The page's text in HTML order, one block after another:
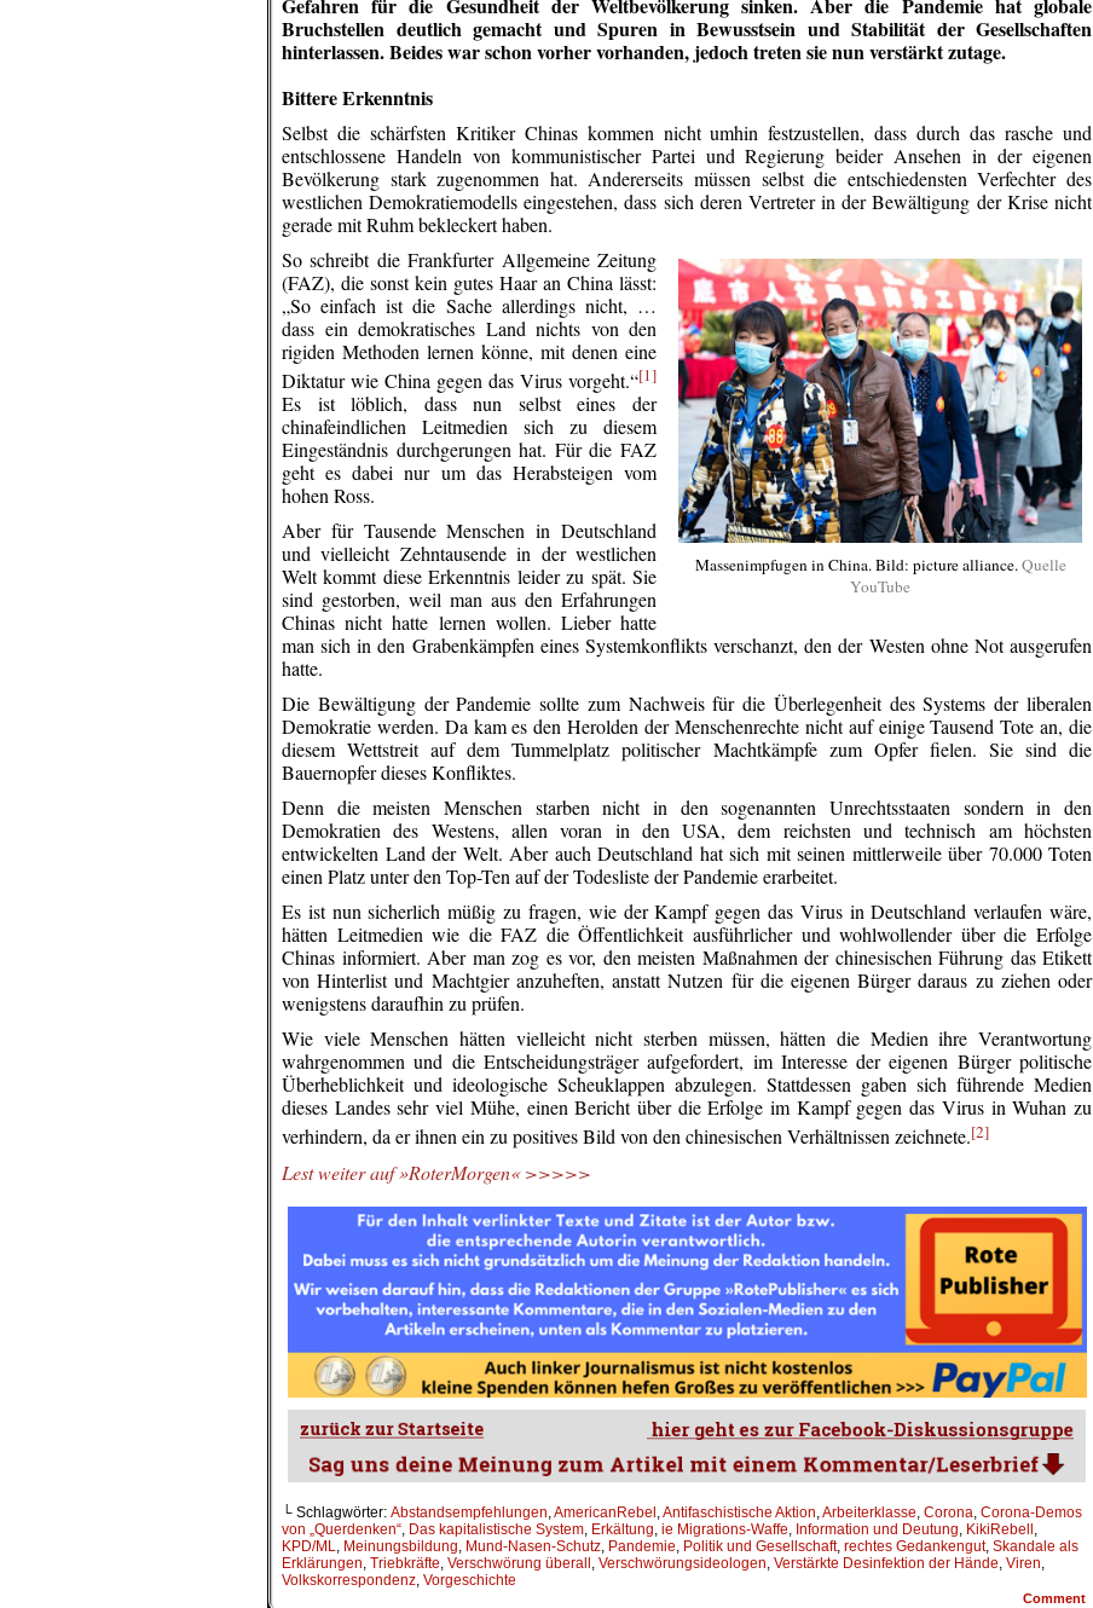
Bruchstellen deutlich gemacht und Spuren in Bewusstsein und Stabilität der Gesellschaften
hinterlassen. Beides war schon vorher vorhanden, jedoch treten sie nun verstärkt zutage.
Bittere Erkenntnis
Selbst die schärfsten Kritiker Chinas kommen nicht umhin festzustellen, dass durch das rasche und
entschlossene Handeln von kommunistischer Partei und Regierung beider Ansehen in der eigenen
Bevölkerung stark zugenommen hat. Andererseits müssen selbst die entschiedensten Verfechter des
westlichen Demokratiemodells eingestehen, dass sich deren Vertreter in der Bewältigung der Krise nicht
gerade mit Ruhm bekleckert haben.
Massenimpfugen in China. Bild: picture alliance.Quelle
YouTube
So schreibt die Frankfurter Allgemeine Zeitung
(FAZ), die sonst kein gutes Haar an China lässt:
„So einfach ist die Sache allerdings nicht, …
dass ein demokratisches Land nichts von den
rigiden Methoden lernen könne, mit denen eine
Diktatur wie China gegen das Virus vorgeht.“[1]
Es ist löblich, dass nun selbst eines der
chinafeindlichen Leitmedien sich zu diesem
Eingeständnis durchgerungen hat. Für die FAZ
geht es dabei nur um das Herabsteigen vom
hohen Ross.
Aber für Tausende Menschen in Deutschland
und vielleicht Zehntausende in der westlichen
Welt kommt diese Erkenntnis leider zu spät. Sie
sind gestorben, weil man aus den Erfahrungen
Chinas nicht hatte lernen wollen. Lieber hatte
man sich in den Grabenkämpfen eines Systemkonflikts verschanzt, den der Westen ohne Not ausgerufen
hatte.
Die Bewältigung der Pandemie sollte zum Nachweis für die Überlegenheit des Systems der liberalen
Demokratie werden. Da kam es den Herolden der Menschenrechte nicht auf einige Tausend Tote an, die
diesem Wettstreit auf dem Tummelplatz politischer Machtkämpfe zum Opfer fielen. Sie sind die
Bauernopfer dieses Konfliktes.
Denn die meisten Menschen starben nicht in den sogenannten Unrechtsstaaten sondern in den
Demokratien des Westens, allen voran in den USA, dem reichsten und technisch am höchsten
entwickelten Land der Welt. Aber auch Deutschland hat sich mit seinen mittlerweile über 70.000 Toten
einen Platz unter den Top-Ten auf der Todesliste der Pandemie erarbeitet.
Es ist nun sicherlich müßig zu fragen, wie der Kampf gegen das Virus in Deutschland verlaufen wäre,
hätten Leitmedien wie die FAZ die Öffentlichkeit ausführlicher und wohlwollender über die Erfolge
Chinas informiert. Aber man zog es vor, den meisten Maßnahmen der chinesischen Führung das Etikett
von Hinterlist und Machtgier anzuheften, anstatt Nutzen für die eigenen Bürger daraus zu ziehen oder
wenigstens daraufhin zu prüfen.
Wie viele Menschen hätten vielleicht nicht sterben müssen, hätten die Medien ihre Verantwortung
wahrgenommen und die Entscheidungsträger aufgefordert, im Interesse der eigenen Bürger politische
Überheblichkeit und ideologische Scheuklappen abzulegen. Stattdessen gaben sich führende Medien
dieses Landes sehr viel Mühe, einen Bericht über die Erfolge im Kampf gegen das Virus in Wuhan zu
verhindern, da er ihnen ein zu positives Bild von den chinesischen Verhältnissen zeichnete.[2]
Lest weiter auf »RoterMorgen« >>>>>
└ Schlagwörter: Abstandsempfehlungen,AmericanRebel ,Antifaschistische Aktion,Arbeiterklasse, Corona, Corona-Demos
von „Querdenken“, Das kapitalistische System, Erkältung, ie Migrations-Waffe, Information und Deutung, KikiRebell ,
KPD/ML, Meinungsbildung, Mund-Nasen-Schutz, Pandemie, Politik und Gesellschaft, rechtes Gedankengut, Skandale als
Erklärungen, Triebkräfte, Verschwörung überall , Verschwörungsideologen, Verstärkte Desinfektion der Hände, Viren,
Volkskorrespondenz, Vorgeschichte
Comment